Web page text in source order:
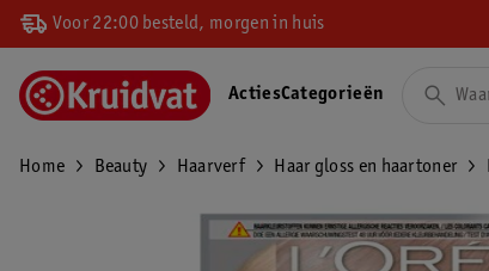
Voor 22:00 besteld, morgen in huis
ActiesCategorieën
Home Beauty Haarverf Haar gloss en haartoner